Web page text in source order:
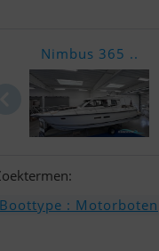
Nimbus 365 ..
Boottype : Motorboten